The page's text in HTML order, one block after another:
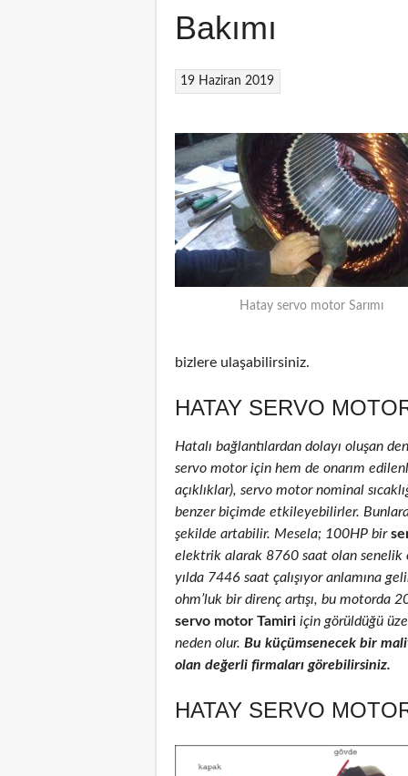
Bakımı
19 Haziran 2019
Hatay servo motor Sarımı
bizlere ulaşabilirsiniz.
HATAY SERVO
Hatalı bağlantılardan dolayı oluşan
servo motor için hem de onarım
açıklıklar), servo motor nominal
benzer biçimde etkileyebilirler.
şekilde artabilir. Mesela; 100HP bir
elektrik alarak 8760 saat olan senelik
yılda 7446 saat çalışıyor anlamına
ohm’luk bir direnç artışı, bu motorda
servo motor Tamiri için görüldüğü
neden olur. Bu küçümsenecek bir
olan değerli firmaları görebilirsiniz.
HATAY SERVO